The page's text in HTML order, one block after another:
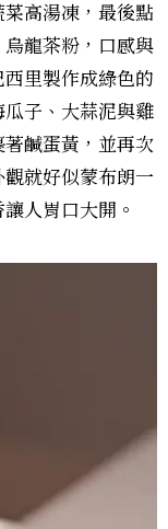
高湯凍，最後點
龍茶粉，口感與
里製作成綠色的
子、大蒜泥與雞
鹹蛋黃，並再次
就好似蒙布朗一
人胃口大開。